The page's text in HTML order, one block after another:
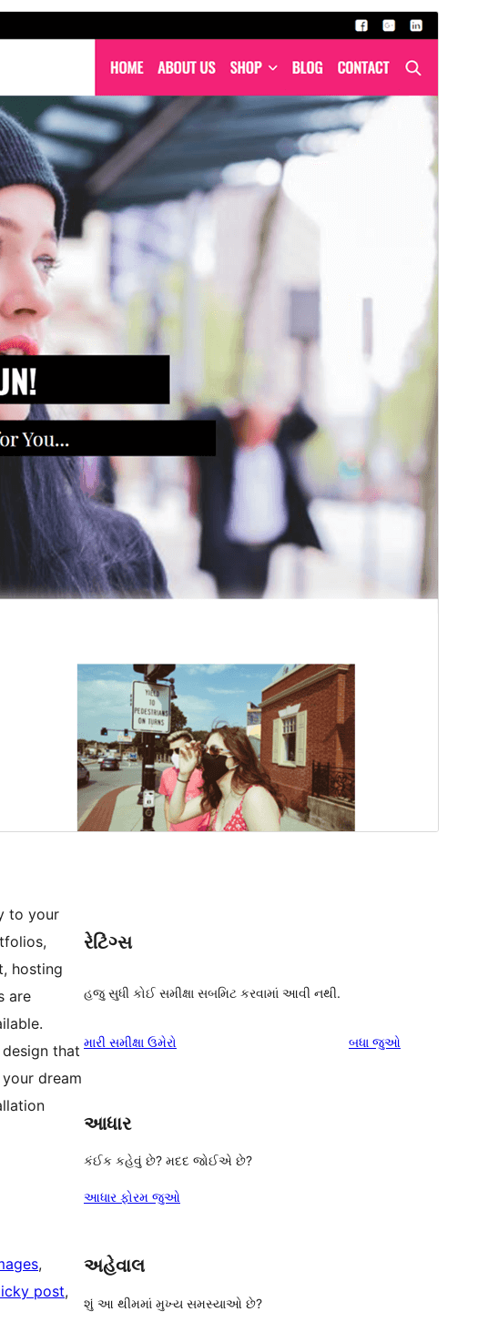
અથવા સપોર્ટ ઓફર કરે છે.
પૂર્વાવલોકનડાઉનલોડ કરો
આવૃત્તિ
છેલે અપડેટ થયેલું
એપ્રિલ 28,2026
Active installations
પીએચપી(PHP) આવૃતિ
Theme homepage
to your
hosting
are
that
dream
post
રેટિંગ્સ
હજુ સુધી કોઈ સમીક્ષા સબમિટ કરવામાં આવી નથી.
મારી સમીક્ષા ઉમેરો બધા સમીક્ષાઓ
જુઓ
આધાર
કંઈક કહેવું છે? મદદ જોઈએ છે?
આધાર ફોરમ જુઓ
અહેવાલ
શું આ થીમમાં મુખ્ય સમસ્યાઓ છે?